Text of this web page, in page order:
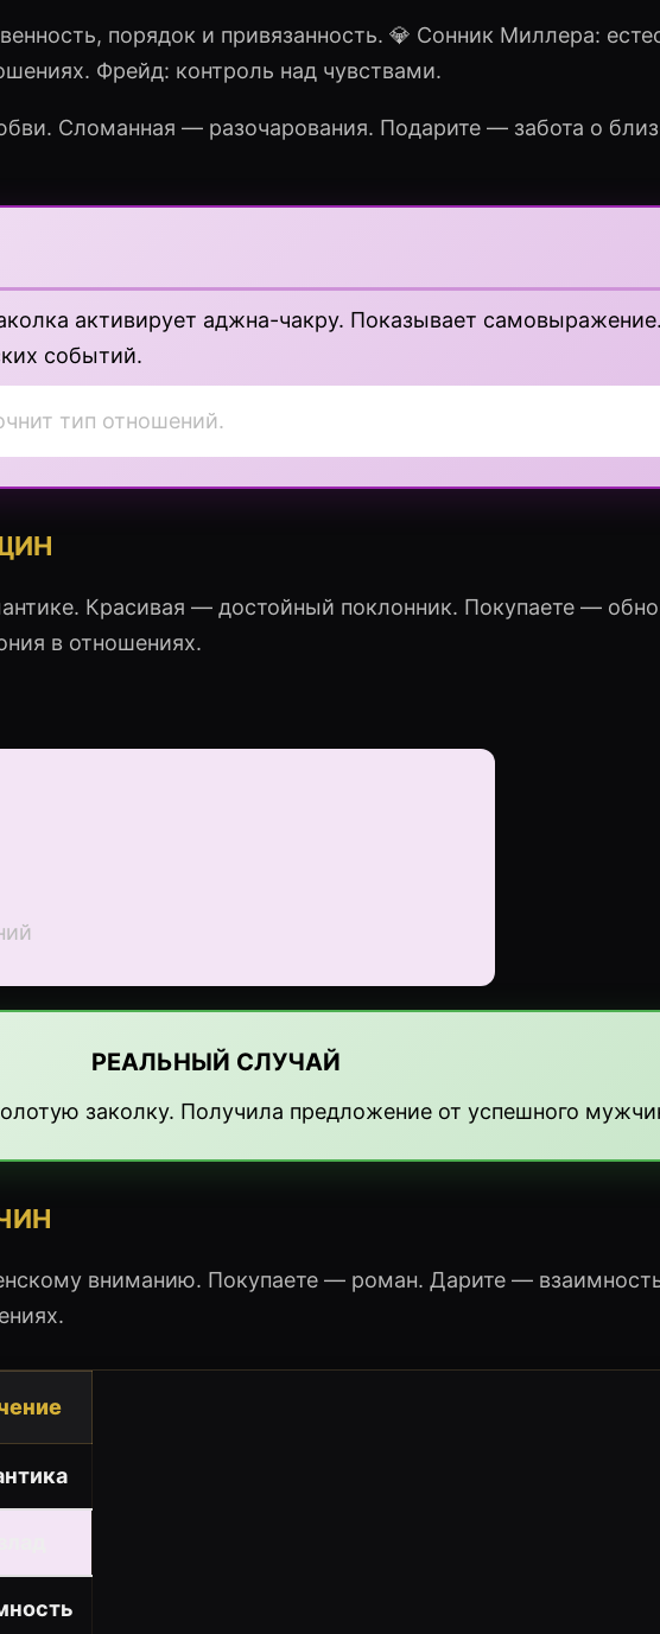
порядок и привязанность. 💎 Сонник Миллера:
Фрейд: контроль над чувствами.
Сломанная — разочарования. Подарите — забота о
активирует аджна-чакру. Показывает
событий.
тип отношений.
Красивая — достойный поклонник. Покупаете —
в отношениях.
РЕАЛЬНЫЙ СЛУЧАЙ
заколку. Получила предложение от успешного
вниманию. Покупаете — роман. Дарите —